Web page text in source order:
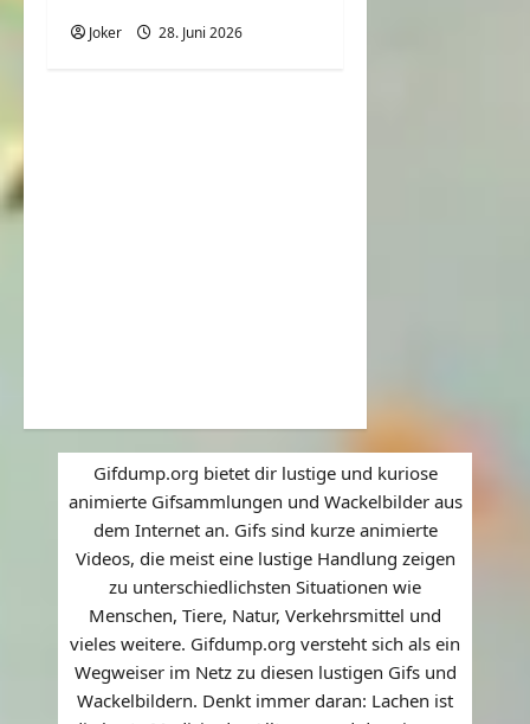
Joker 28. Juni 2026
Gifdump.org bietet dir lustige und kuriose
animierte Gifsammlungen und Wackelbilder aus
dem Internet an. Gifs sind kurze animierte
Videos, die meist eine lustige Handlung zeigen
zu unterschiedlichsten Situationen wie
Menschen, Tiere, Natur, Verkehrsmittel und
vieles weitere. Gifdump.org versteht sich als ein
Wegweiser im Netz zu diesen lustigen Gifs und
Wackelbildern. Denkt immer daran: Lachen ist